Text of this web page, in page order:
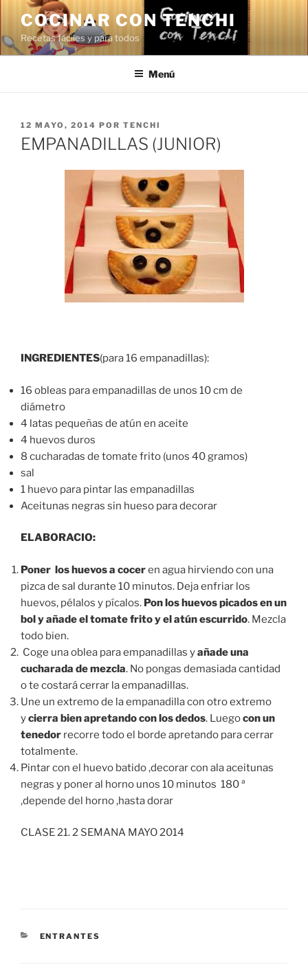
Saltar
contenido
COCINAR CON TENCHI
Recetas fáciles y para todos
Menú
PUBLICADO
EL
12 MAYO, 2014 POR TENCHI
EMPANADILLAS (JUNIOR)
INGREDIENTES(para 16 empanadillas):
16 obleas para empanadillas de unos 10 cm de
diámetro
4 latas pequeñas de atún en aceite
4 huevos duros
8 cucharadas de tomate frito (unos 40 gramos)
sal
1 huevo para pintar las empanadillas
Aceitunas negras sin hueso para decorar
ELABORACIO:
Poner los huevos a coceren agua hirviendo con una
pizca de sal durante 10 minutos. Deja enfriar los
huevos, pélalos y pícalos. Pon los huevos picados en un
bol y añade el tomate frito y el atún escurrido. Mezcla
todo bien.
Coge una oblea para empanadillas yañade una
cucharada de mezcla. No pongas demasiada cantidad
o te costará cerrar la empanadillas.
Une un extremo de la empanadilla con otro extremo
ycierra bien apretando con los dedos. Luegocon un
tenedor recorre todo el borde apretando para cerrar
totalmente.
Pintar con el huevo batido ,decorar con ala aceitunas
negras y poner al horno unos 10 minutos 180 ª
,depende del horno ,hasta dorar
CLASE 21. 2 SEMANA MAYO 2014
CATEGORÍAS
ENTRANTES